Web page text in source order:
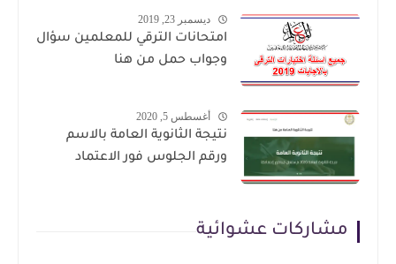
ديسمبر 23, 2019
امتحانات الترقي للمعلمين سؤال
وجواب حمل من هنا
أغسطس 5, 2020
نتيجة الثانوية العامة بالاسم
ورقم الجلوس فور الاعتماد
مشاركات عشوائية